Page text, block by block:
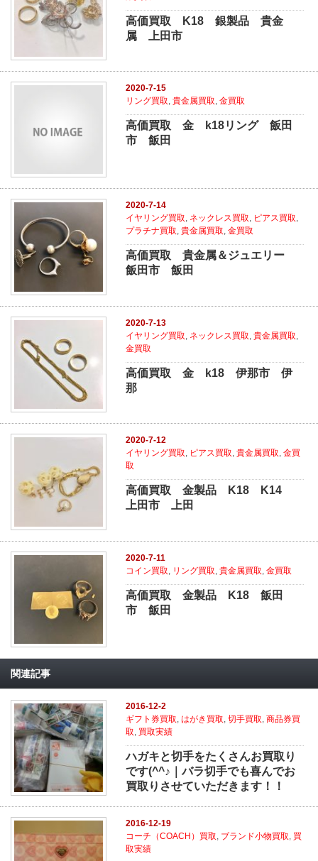
高価買取 K18 銀製品 貴金
属 上田市
2020-7-15
リング買取,貴金属買取,金買取
高価買取 金 k18リング 飯田
市 飯田
2020-7-14
イヤリング買取, ネックレス買取, ピアス買取,
プラチナ買取,貴金属買取,金買取
高価買取 貴金属＆ジュエリー
飯田市 飯田
2020-7-13
イヤリング買取, ネックレス買取,貴金属買取,
金買取
高価買取 金 k18 伊那市 伊
那
2020-7-12
イヤリング買取, ピアス買取,貴金属買取,金買
取
高価買取 金製品 K18 K14
上田市 上田
2020-7-11
コイン買取
リング買取 ,貴金属買取 ,金買取
高価買取 金製品 K18 飯田
市 飯田
関連記事
2016-12-2
ギフト券買取,はがき買取,切手買取,商品券買
取, 買取実績
ハガキと切手をたくさんお買取り
です(^^♪｜バラ切手でも喜んでお
買取りさせていただきます！！
2016-12-19
コーチ（COACH）買取, ブランド小物買取, 買
取実績